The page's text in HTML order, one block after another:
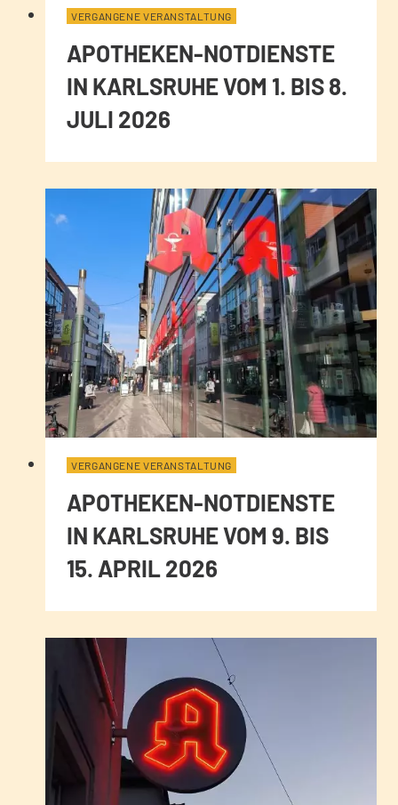
VERGANGENE VERANSTALTUNG
APOTHEKEN-NOTDIENSTE
IN KARLSRUHE VOM 1. BIS 8.
JULI 2026
VERGANGENE VERANSTALTUNG
APOTHEKEN-NOTDIENSTE
IN KARLSRUHE VOM 9. BIS
15. APRIL 2026